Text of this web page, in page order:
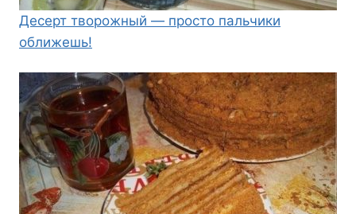
Десерт творожный — просто пальчики
оближешь!